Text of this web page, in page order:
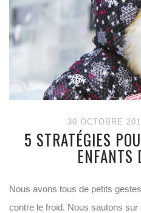
30 OCTOBRE
5 STRATÉGIES
ENFANTS
Nous avons tous de petits
contre le froid. Nous sautons